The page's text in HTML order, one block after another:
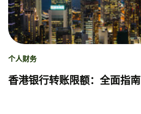
个人财务
香港银行转账限额：全面指南